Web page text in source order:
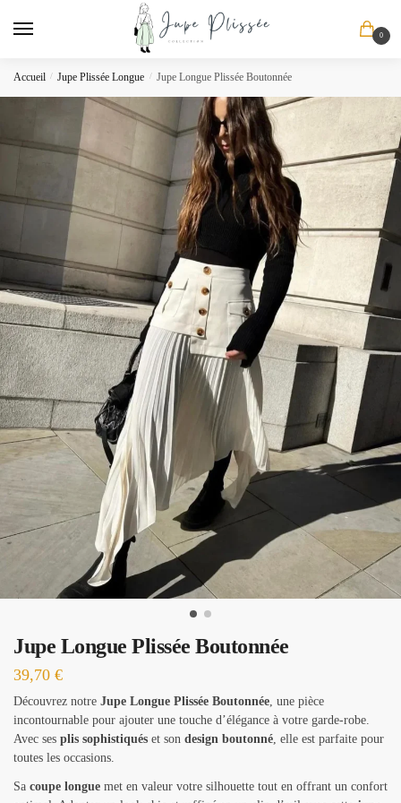
0
Accueil / Jupe Plissée Longue / Jupe Longue Plissée Boutonnée
Jupe Longue Plissée Boutonnée
39,70 €
Découvrez notre Jupe Longue Plissée Boutonnée, une pièce
incontournable pour ajouter une touche d’élégance à votre garde-robe.
Avec ses plis sophistiqués et son design boutonné, elle est parfaite pour
toutes les occasions.
Sa coupe longue met en valeur votre silhouette tout en offrant un confort